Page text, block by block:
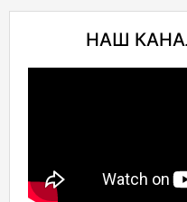
НАШ